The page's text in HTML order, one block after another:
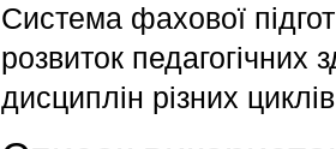
Система фахової
розвиток педагогічних
дисциплін різних